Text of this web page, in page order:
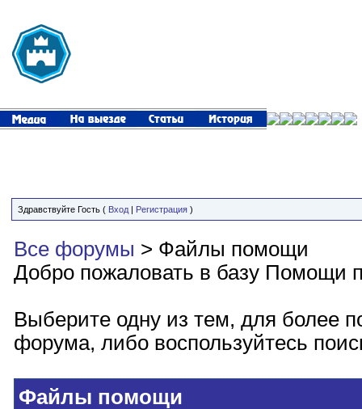
Здравствуйте Гость ( Вход | Регистрация )
Все форумы > Файлы помощи
Добро пожаловать в базу Помощи
Выберите одну из тем, для более
форума, либо воспользуйтесь
Файлы помощи